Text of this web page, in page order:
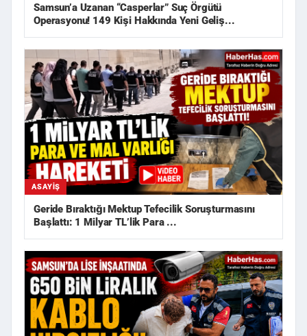
Samsun’a Uzanan “Casperlar” Suç Örgütü
Operasyonu! 149 Kişi Hakkında Yeni Geliş...
ASAYIŞ
Geride Bıraktığı Mektup Tefecilik Soruşturmasını
Başlattı: 1 Milyar TL’lik Para ...